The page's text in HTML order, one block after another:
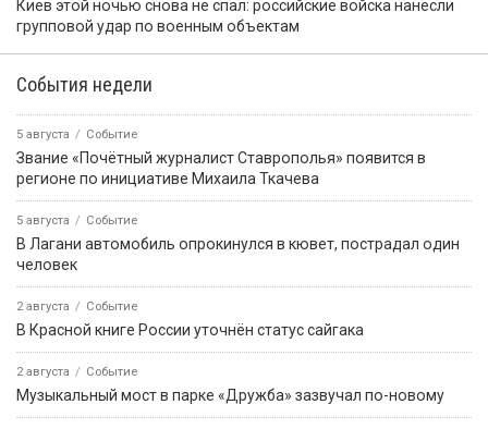
Киев этой ночью снова не спал: российские войска нанесли
групповой удар по военным объектам
События недели
5 августа Событие
Звание «Почётный журналист Ставрополья» появится в
регионе по инициативе Михаила Ткачева
5 августа Событие
В Лагани автомобиль опрокинулся в кювет, пострадал один
человек
2 августа Событие
В Красной книге России уточнён статус сайгака
2 августа Событие
Музыкальный мост в парке «Дружба» зазвучал по-новому